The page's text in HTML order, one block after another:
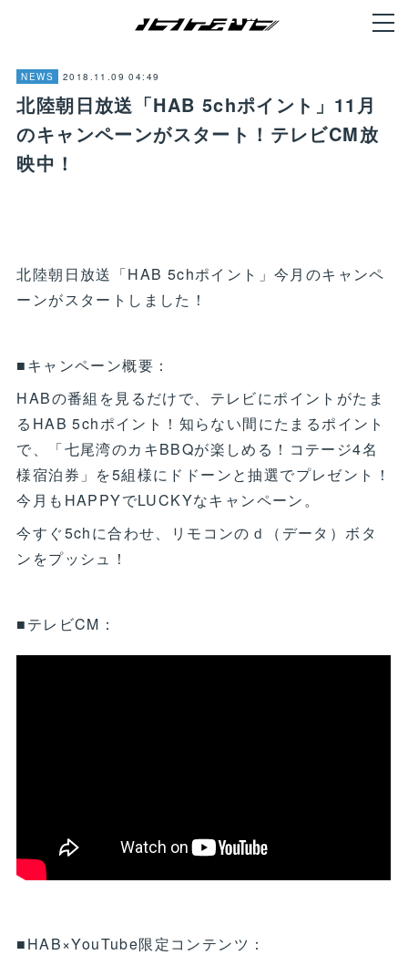
NEWS 2018.11.09 04:49
北陸朝日放送「HAB 5chポイント」11月
のキャンペーンがスタート！テレビCM放
映中！
北陸朝日放送「HAB 5chポイント」今月のキャンペ
ーンがスタートしました！
■キャンペーン概要：
HABの番組を見るだけで、テレビにポイントがたま
るHAB 5chポイント！知らない間にたまるポイント
で、「七尾湾のカキBBQが楽しめる！コテージ4名
様宿泊券」を5組様にドドーンと抽選でプレゼント！
今月もHAPPYでLUCKYなキャンペーン。
今すぐ5chに合わせ、リモコンのｄ（データ）ボタ
ンをプッシュ！
■テレビCM：
■HAB×YouTube限定コンテンツ：